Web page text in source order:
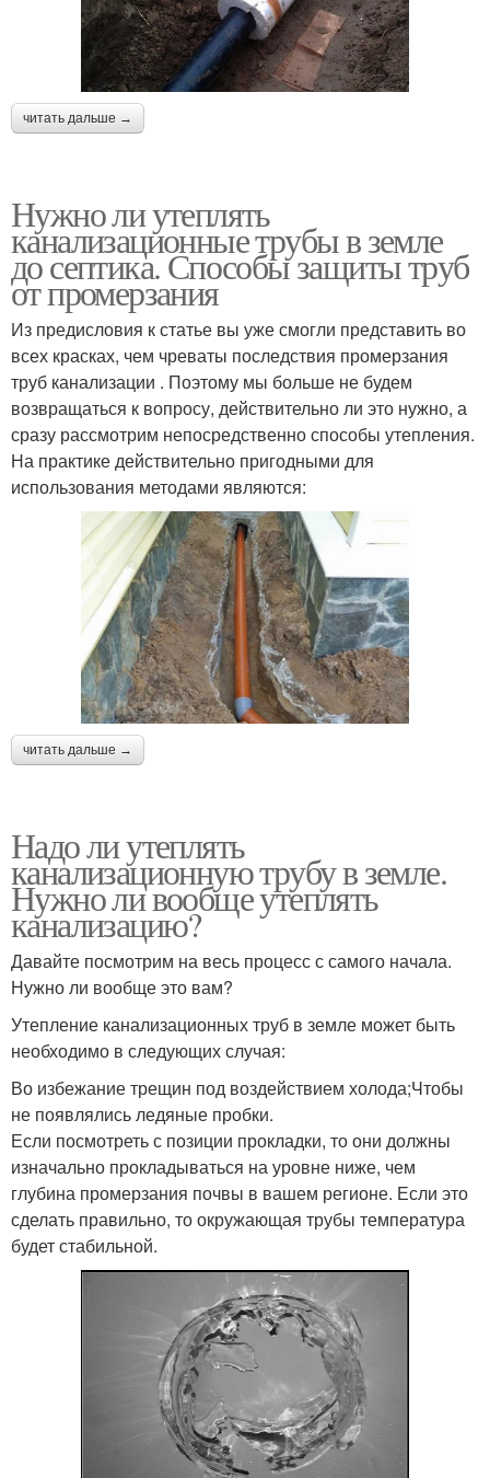
читать дальше →
Нужно ли утеплять
канализационные трубы в земле
до септика. Способы защиты труб
от промерзания
Из предисловия к статье вы уже смогли представить во
всех красках, чем чреваты последствия промерзания
труб канализации . Поэтому мы больше не будем
возвращаться к вопросу, действительно ли это нужно, а
сразу рассмотрим непосредственно способы утепления.
На практике действительно пригодными для
использования методами являются:
читать дальше →
Надо ли утеплять
канализационную трубу в земле.
Нужно ли вообще утеплять
канализацию?
Давайте посмотрим на весь процесс с самого начала.
Нужно ли вообще это вам?
Утепление канализационных труб в земле может быть
необходимо в следующих случая:
Во избежание трещин под воздействием холода;Чтобы
не появлялись ледяные пробки.
Если посмотреть с позиции прокладки, то они должны
изначально прокладываться на уровне ниже, чем
глубина промерзания почвы в вашем регионе. Если это
сделать правильно, то окружающая трубы температура
будет стабильной.